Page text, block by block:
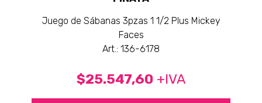
Juego de Sábanas 3pzas 1 1/2 Plus Mickey
Faces
Art.: 136-6178
$25.547,60 +IVA